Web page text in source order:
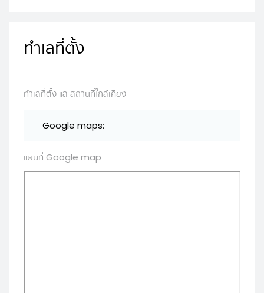
ทำเลที่ตั้ง
ทำเลที่ตั้ง และสถานที่ใกล้เคียง
Google maps:
แผนที่ Google map